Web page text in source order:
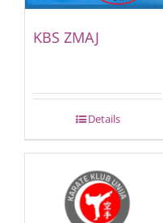
KBS ZMAJ
Details